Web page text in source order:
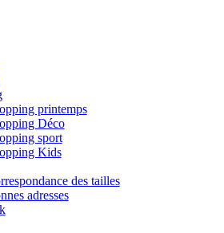
printemps
Déco
sport
Kids
des tailles
adresses